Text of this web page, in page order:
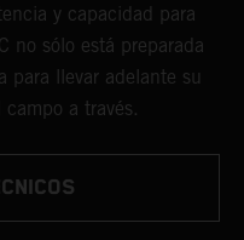
y capacidad para
no sólo está preparada
para llevar adelante su
a través.